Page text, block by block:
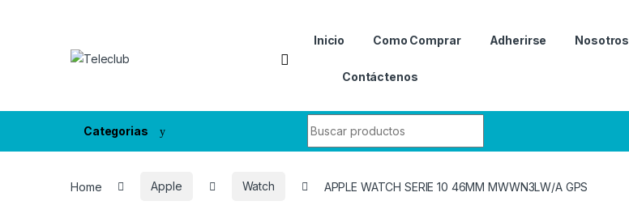
Inicio Como Comprar Adherirse Nosotros
Contáctenos
Categorias
Home Apple Watch APPLE WATCH SERIE 10 46MM MWWN3LW/A GPS